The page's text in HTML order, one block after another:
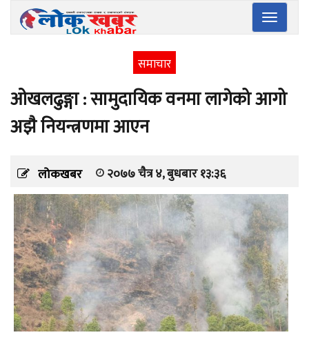
Toggle
समाचार
ओखलढुङ्गा : सामुदायिक वनमा लागेको आगो
अझै नियन्त्रणमा आएन
लोकखबर २०७७ चैत्र ४, बुधबार १३:३६